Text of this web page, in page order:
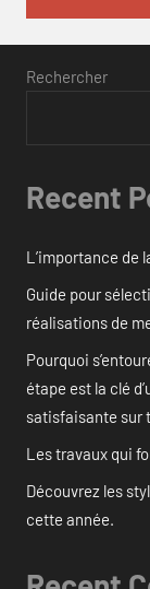
Rechercher
Recent
L’importance de
Guide pour
réalisations de
Pourquoi
étape est la clé
satisfaisante sur
Les travaux qui
Découvrez les
cette année.